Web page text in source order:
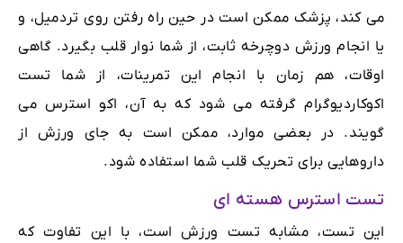
می کند، پزشک ممکن است در حین راه رفتن روی تردمیل، و
یا انجام ورزش دوچرخه ثابت، از شما نوار قلب بگیرد. گاهی
اوقات، هم زمان با انجام این تمرینات، از شما تست
اکوکاردیوگرام گرفته می شود که به آن، اکو استرس می
گویند. در بعضی موارد، ممکن است به جای ورزش از
داروهایی برای تحریک قلب شما استفاده شود.
تست استرس هسته ای
این تست، مشابه تست ورزش است، با این تفاوت که